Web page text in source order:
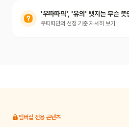
'우따따픽', '유의' 뱃지는 무슨 뜻
우따따만의 선정 기준 자세히 보기
멤버십 전용 콘텐츠